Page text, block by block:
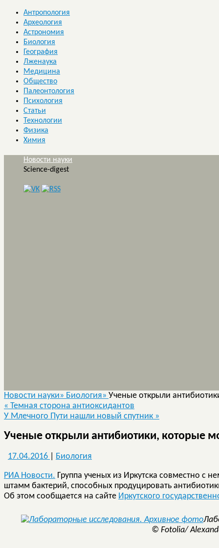
Антропология
Археология
Астрономия
Биология
География
Лженаука
Медицина
Общество
Палеонтология
Психология
Статьи
Технологии
Физика
Химия
Новости науки
Science-digest
Новости науки» Биология» Ученые открыли
« Темная сторона антиоксидантов
У Млечного Пути нашли новый спутник »
Ученые открыли антибиотики, которые
17.04.2016 Биология
РИА Новости. Группа ученых из Иркутска совместно с
штамм бактерий, способных продуцировать
Об этом сообщается на сайте Иркутского
© Fotolia/